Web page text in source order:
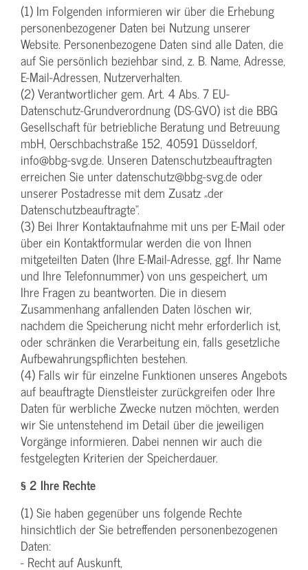
(1) Im Folgenden informieren wir über die Erhebung
personenbezogener Daten bei Nutzung unserer
Website. Personenbezogene Daten sind alle Daten, die
auf Sie persönlich beziehbar sind, z. B. Name, Adresse,
E-Mail-Adressen, Nutzerverhalten.
(2) Verantwortlicher gem. Art. 4 Abs. 7 EU-
Datenschutz-Grundverordnung (DS-GVO) ist die BBG
Gesellschaft für betriebliche Beratung und Betreuung
mbH, Oerschbachstraße 152, 40591 Düsseldorf,
info@bbg-svg.de. Unseren Datenschutzbeauftragten
erreichen Sie unter datenschutz@bbg-svg.de oder
unserer Postadresse mit dem Zusatz „der
Datenschutzbeauftragte“.
(3) Bei Ihrer Kontaktaufnahme mit uns per E-Mail oder
über ein Kontaktformular werden die von Ihnen
mitgeteilten Daten (Ihre E-Mail-Adresse, ggf. Ihr Name
und Ihre Telefonnummer) von uns gespeichert, um
Ihre Fragen zu beantworten. Die in diesem
Zusammenhang anfallenden Daten löschen wir,
nachdem die Speicherung nicht mehr erforderlich ist,
oder schränken die Verarbeitung ein, falls gesetzliche
Aufbewahrungspflichten bestehen.
(4) Falls wir für einzelne Funktionen unseres Angebots
auf beauftragte Dienstleister zurückgreifen oder Ihre
Daten für werbliche Zwecke nutzen möchten, werden
wir Sie untenstehend im Detail über die jeweiligen
Vorgänge informieren. Dabei nennen wir auch die
festgelegten Kriterien der Speicherdauer.
§ 2 Ihre Rechte
(1) Sie haben gegenüber uns folgende Rechte
hinsichtlich der Sie betreffenden personenbezogenen
Daten:
- Recht auf Auskunft,